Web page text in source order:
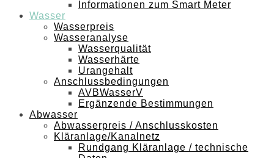
Informationen zum Smart Meter
Wasser
Wasserpreis
Wasseranalyse
Wasserqualität
Wasserhärte
Urangehalt
Anschlussbedingungen
AVBWasserV
Ergänzende Bestimmungen
Abwasser
Abwasserpreis / Anschlusskosten
Kläranlage/Kanalnetz
Rundgang Kläranlage / technische